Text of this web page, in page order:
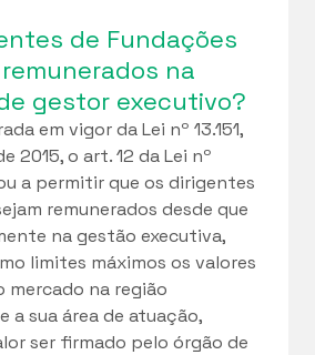
de Fundações
na
gestor executivo?
em vigor da Lei nº 13.151,
2015, o art. 12 da Lei nº
a permitir que os dirigentes
remunerados desde que
na gestão executiva,
limites máximos os valores
mercado na região
a sua área de atuação,
ser firmado pelo órgão de